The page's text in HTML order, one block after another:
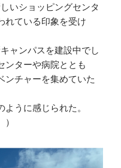
いショッピングセンタ
れている印象を受け
ャンパスを建設中でし
ンターや病院ととも
ンチャーを集めていた
うに感じられた。